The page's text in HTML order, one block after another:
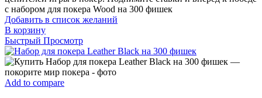
с набором для покера Wood на 300 фишек
Добавить в список желаний
В корзину
Быстрый Просмотр
Add to compare